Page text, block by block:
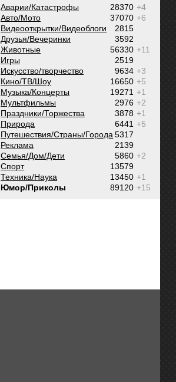
+4
28370
Аварии/Катастрофы
+6
37070
Авто/Мото
2815
Видеооткрытки/Видеоблоги
3592
Друзья/Вечеринки
+11
56330
Животные
2519
Игры
+3
9634
Искусство/творчество
+5
16650
Кино/ТВ/Шоу
+1
19271
Музыка/Концерты
+2
2976
Мультфильмы
+1
3878
Праздники/Торжества
+5
6441
Природа
5317
Путешествия/Cтраны/Города
2139
Реклама
+2
5860
Семья/Дом/Дети
13579
Спорт
+1
13450
Техника/Наука
+15
89120
Юмор/Приколы